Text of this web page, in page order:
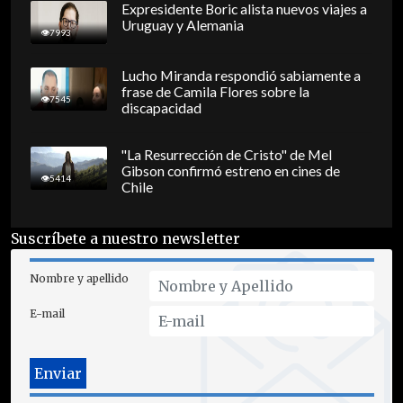
7993
Expresidente Boric alista nuevos viajes a
Uruguay y Alemania
7545
Lucho Miranda respondió sabiamente a
frase de Camila Flores sobre la
discapacidad
5414
"La Resurrección de Cristo" de Mel
Gibson confirmó estreno en cines de
Chile
Suscríbete a nuestro newsletter
Nombre y apellido
E-mail